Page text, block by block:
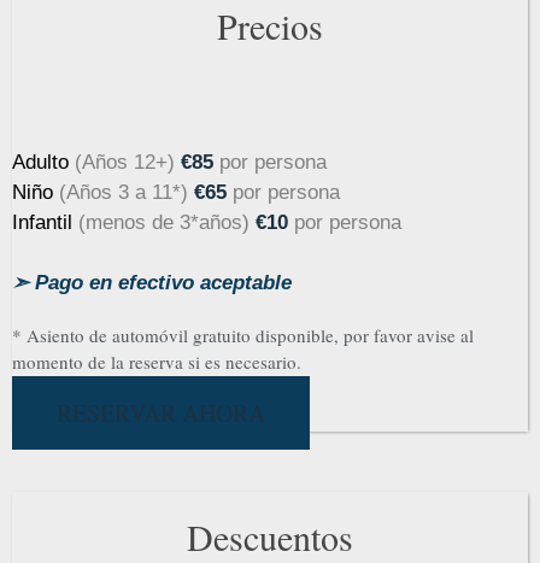
Precios
Adulto (Años 12+) €85 por persona
Niño (Años 3 a 11*) €65 por persona
Infantil (menos de 3*años) €10 por persona
➣Pago en efectivo aceptable
* Asiento de automóvil gratuito disponible, por favor avise al
momento de la reserva si es necesario.
RESERVAR AHORA
Descuentos